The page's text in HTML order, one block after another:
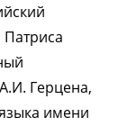
Герцена,
имени